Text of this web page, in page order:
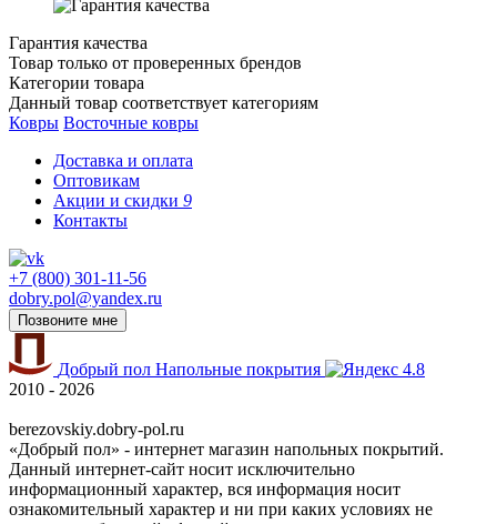
Гарантия качества
Товар только от проверенных брендов
Категории товара
Данный товар соответствует категориям
Ковры Восточные ковры
Доставка и оплата
Оптовикам
Акции и скидки 9
Контакты
+7 (800) 301-11-56
dobry.pol@yandex.ru
Позвоните мне
Добрый пол Напольные покрытия
4.8
2010 - 2026
berezovskiy.dobry-pol.ru
«Добрый пол» - интернет магазин напольных покрытий.
Данный интернет-сайт носит исключительно
информационный характер, вся информация носит
ознакомительный характер и ни при каких условиях не